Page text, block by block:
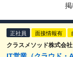
正社員 面接情報有
クラスメソッド株式会社